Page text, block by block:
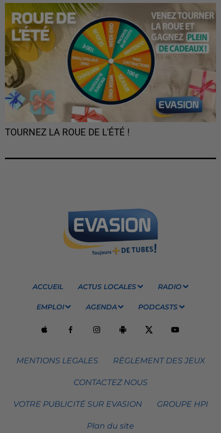
TOURNEZ LA ROUE DE L'ÉTÉ !
ACCUEIL ACTUS LOCALES RADIO
EMPLOI AGENDA PODCASTS
MENTIONS LEGALES RÈGLEMENT DES JEUX
CONTACTEZ NOUS
VOTRE PUBLICITÉ SUR EVASION GROUPE HPI
Plan du site